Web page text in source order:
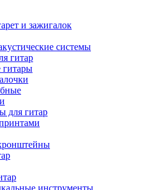
и зажигалок
системы
гитар
гитары
для гитар
инструменты